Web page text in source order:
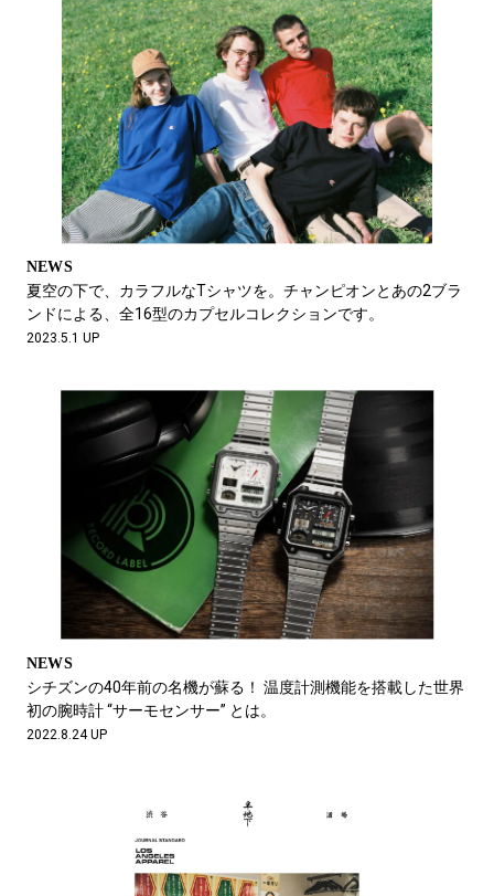
NEWS
夏空の下で、カラフルなTシャツを。チャンピオンとあの2ブラ
ンドによる、全16型のカプセルコレクションです。
2023.5.1 UP
NEWS
シチズンの40年前の名機が蘇る！ 温度計測機能を搭載した世界
初の腕時計 “サーモセンサー” とは。
2022.8.24 UP